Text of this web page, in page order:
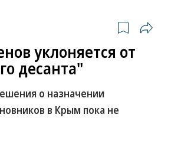
уклоняется от
десанта"
о назначении
в Крым пока не